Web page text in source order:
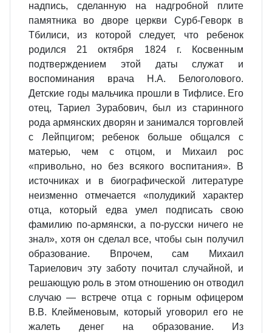
надпись, сделанную на надгробной плите
памятника во дворе церкви Сурб-Геворк в
Тбилиси, из которой следует, что ребенок
родился 21 октября 1824 г. Косвенным
подтверждением этой даты служат и
воспоминания врача Н.А. Белоголового.
Детские годы мальчика прошли в Тифлисе. Его
отец, Тариел Зурабович, был из старинного
рода армянских дворян и занимался торговлей
с Лейпцигом; ребенок больше общался с
матерью, чем с отцом, и Михаил рос
«привольно, но без всякого воспитания». В
источниках и в биографической литературе
неизменно отмечается «полудикий характер
отца, который едва умел подписать свою
фамилию по-армянски, а по-русски ничего не
знал», хотя он сделал все, чтобы сын получил
образование. Впрочем, сам Михаил
Тариелович эту заботу почитал случайной, и
решающую роль в этом отношению он отводил
случаю — встрече отца с горным офицером
В.В. Клейменовым, который уговорил его не
жалеть денег на образование. Из